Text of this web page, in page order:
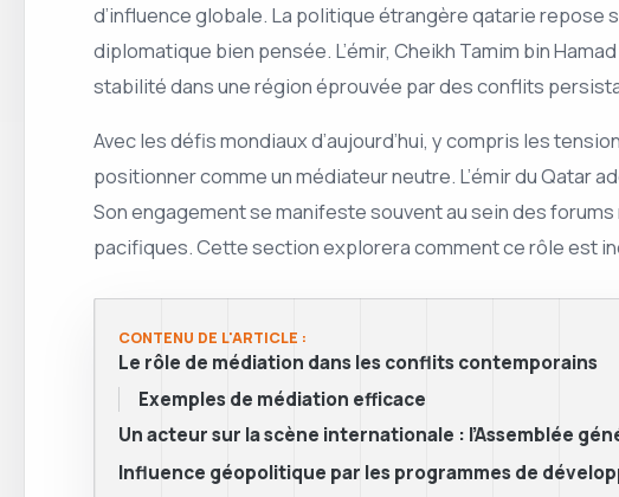
d’influence globale. La politique étrangère qatarie repose
diplomatique bien pensée. L’émir, Cheikh Tamim bin
stabilité dans une région éprouvée par des conflits
Avec les défis mondiaux d’aujourd’hui, y compris les
positionner comme un médiateur neutre. L’émir du Qatar
Son engagement se manifeste souvent au sein des
pacifiques. Cette section explorera comment ce rôle est
CONTENU DE L'ARTICLE :
Le rôle de médiation dans les conflits contemporains
Exemples de médiation efficace
Un acteur sur la scène internationale : l’Assemblée
Influence géopolitique par les programmes de